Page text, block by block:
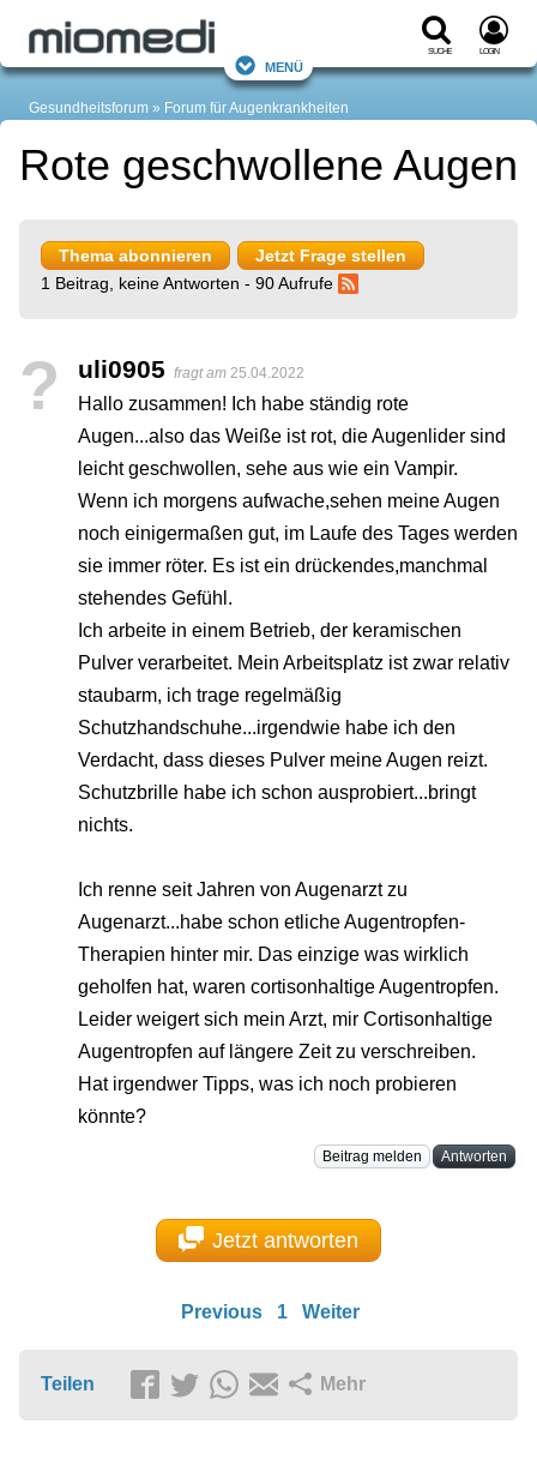
Suche Login
Menü
Gesundheitsforum Forum für Augenkrankheiten
Rote geschwollene Augen
Thema abonnieren
Jetzt Frage stellen
1 Beitrag, keine Antworten - 90 Aufrufe
? uli0905 fragt am 25.04.2022
Hallo zusammen! Ich habe ständig rote
Augen...also das Weiße ist rot, die Augenlider sind
leicht geschwollen, sehe aus wie ein Vampir.
Wenn ich morgens aufwache,sehen meine Augen
noch einigermaßen gut, im Laufe des Tages werden
sie immer röter. Es ist ein drückendes,manchmal
stehendes Gefühl.
Ich arbeite in einem Betrieb, der keramischen
Pulver verarbeitet. Mein Arbeitsplatz ist zwar relativ
staubarm, ich trage regelmäßig
Schutzhandschuhe...irgendwie habe ich den
Verdacht, dass dieses Pulver meine Augen reizt.
Schutzbrille habe ich schon ausprobiert...bringt
nichts.
Ich renne seit Jahren von Augenarzt zu
Augenarzt...habe schon etliche Augentropfen-
Therapien hinter mir. Das einzige was wirklich
geholfen hat, waren cortisonhaltige Augentropfen.
Leider weigert sich mein Arzt, mir Cortisonhaltige
Augentropfen auf längere Zeit zu verschreiben.
Hat irgendwer Tipps, was ich noch probieren
könnte?
Beitrag melden Antworten
Jetzt antworten
Previous 1 Weiter
Teilen Mehr